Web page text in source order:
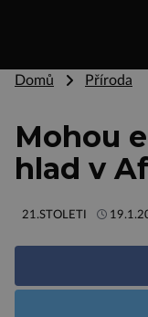
Domů Příroda
Mohou
hlad v
21.STOLETI